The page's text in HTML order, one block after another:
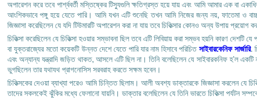
অপারেশন করে তবে পার্শ্ববর্তী মস্তিষ্কের টিস্যুগুলি ক্ষতিগ্রস্ত হয়ে যায় এবং আমি আমার এক বা
আংশিকভাবে পঙ্গু হয়ে যেতে পারি। আমি যখন এটি শুনেছি তখন আমি নিজের জন্য নয়, ফাতেমা ও
জিজ্ঞাসা করেছিলেন যে যদি টিউমারটি অপারেশন করা না যায় তবে চিকিত্সার কোনও অন্য উপায় প্রয়োগ
চিকিত্সা করেছিলেন যে চিকিত্সা হওয়ার সম্ভাবনা ছিল তবে এটি লিবিয়ায় করা সম্ভব হয়নি কারণ
বা যুক্তরাজ্যের মতো কয়েকটি উন্নত দেশে যেতে পারি যার নাম হিসাবে পরিচিত সাইবারকেনিফ সার্জারি.
এবং অন্যান্য যন্ত্রাদি জড়িত থাকত, আসলে এটি ছিল না। তিনি বলেছিলেন যে সাইবারকনিফ হ'ল
ভুগছিলেন তার যথাযথ প্রাগনোসিস সরবরাহ করতে সক্ষম হবেন।
চিকিত্সকের দেওয়া ব্যাখ্যা পরেও আমি চিন্তিত ছিলাম। আলী অবশ্য ডাক্তারকে জিজ্ঞাসা করলেন
তাদের সকলকেই ঝুঁকির মধ্যে ফেলানো যায়নি। ডাক্তার বলেছিলেন যে তিনি ভারতে চিকিত্সা পর্যটন